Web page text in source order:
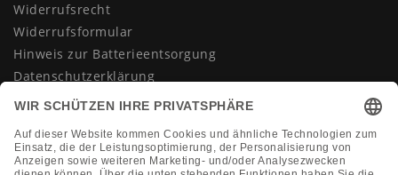
Widerrufsrecht
Widerrufsformular
Hinweis zur Batterieentsorgung
Datenschutzerklärung
AGB
Vertrag widerrufen